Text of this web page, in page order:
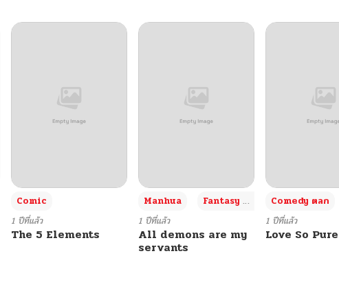
Comic
1 ปีที่แล้ว
The 5 Elements
Manhua Fantasy แฟนตาซี +3
1 ปีที่แล้ว
All demons are my
servants
Comedy ตลก
1 ปีที่แล้ว
Love So Pure